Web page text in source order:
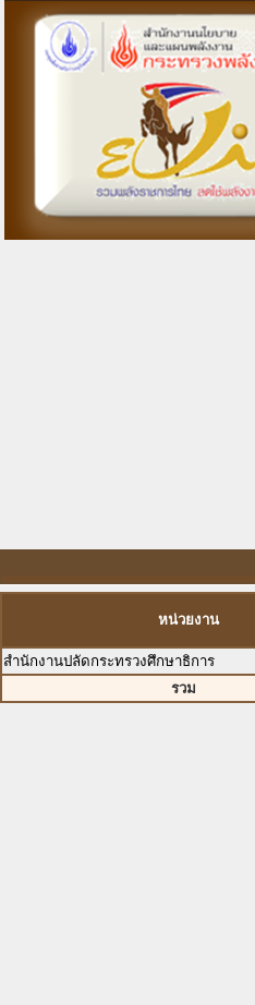
หน่วยงาน
สำนักงานปลัดกระทรวงศึกษาธิการ
รวม